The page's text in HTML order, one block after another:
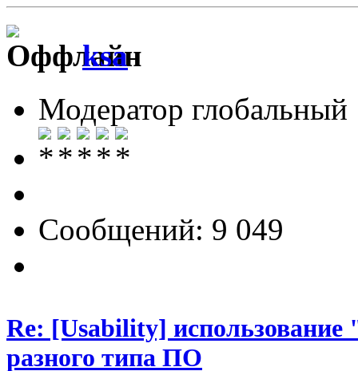
ksa
Модератор глобальный
Сообщений: 9 049
Re: [Usability] использование
разного типа ПО